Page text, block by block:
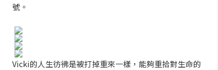
號。
Vicki的人生彷彿是被打掉重來一樣，能夠重拾對生命的